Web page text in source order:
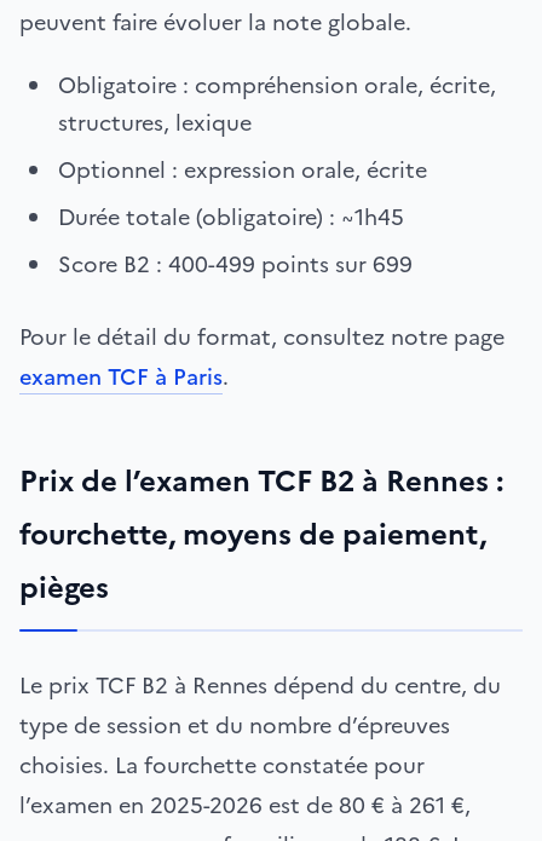
peuvent faire évoluer la note globale.
Obligatoire : compréhension orale, écrite,
structures, lexique
Optionnel : expression orale, écrite
Durée totale (obligatoire) : ~1h45
Score B2 : 400-499 points sur 699
Pour le détail du format, consultez notre page
examen TCF à Paris.
Prix de l’examen TCF B2 à Rennes :
fourchette, moyens de paiement,
pièges
Le prix TCF B2 à Rennes dépend du centre, du
type de session et du nombre d’épreuves
choisies. La fourchette constatée pour
l’examen en 2025-2026 est de 80 € à 261 €,